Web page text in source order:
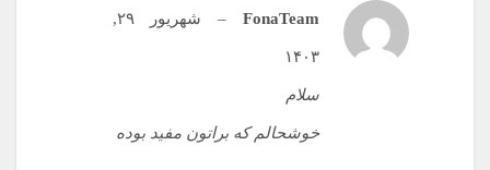
FonaTeam
– شهریور ۲۹,
۱۴۰۳
سلام
خوشحالم که براتون مفید بوده